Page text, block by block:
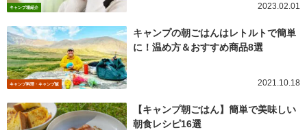
キャンプ場紹介 2023.02.01
キャンプ料理・キャンプ飯
キャンプの朝ごはんはレトルトで簡単
に！温め方＆おすすめ商品8選
2021.10.18
【キャンプ朝ごはん】簡単で美味しい
朝食レシピ16選